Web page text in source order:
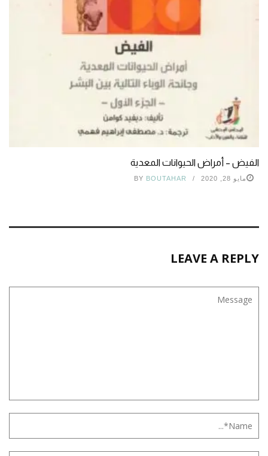
الفيض – أمراض الحيوانات المعدية
مايو 28, 2020 BY BOUTAHAR
LEAVE A REPLY